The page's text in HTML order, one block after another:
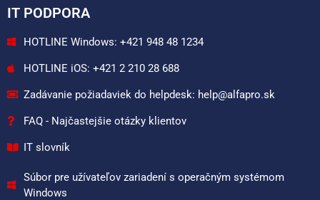
IT PODPORA
HOTLINE Windows: +421 948 48 1234
HOTLINE iOS: +421 2 210 28 688
Zadávanie požiadaviek do helpdesk: help@alfapro.sk
FAQ - Najčastejšie otázky klientov
IT slovník
Súbor pre užívateľov zariadení s operačným systémom
Windows